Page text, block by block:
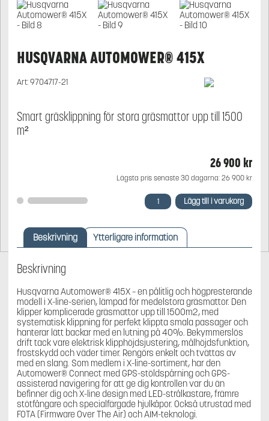
HUSQVARNA AUTOMOWER® 415X
Art:9704717-21
Smart gräsklippning för stora gräsmattor upp till 1500
m²
26 900 kr
Lägsta pris senaste 30 dagarna: 26 900 kr
Husqvarna
Automower®
mängd
Lägg till i varukorg
Beskrivning Ytterligare information
Beskrivning
Husqvarna Automower® 415X – en pålitlig och högpresterande
modell i X-line-serien, lämpad för medelstora gräsmattor. Den
klipper komplicerade gräsmattor upp till 1500m2, med
systematisk klippning för perfekt klippta smala passager och
hanterar lätt backar med en lutning på 40%. Bekymmerslös
drift tack vare elektrisk klipphöjdsjustering, målhöjdsfunktion,
frostskydd och väder timer. Rengörs enkelt och tvättas av
med en slang. Som medlem i X-line-sortiment, har den
Automower® Connect med GPS-stöldspårning och GPS-
assisterad navigering för att ge dig kontrollen var du än
befinner dig och X-line design med LED-strålkastare, främre
stötfångare och specialfärgade hjulkåpor. Också utrustad med
FOTA (Firmware Over The Air) och AIM-teknologi.